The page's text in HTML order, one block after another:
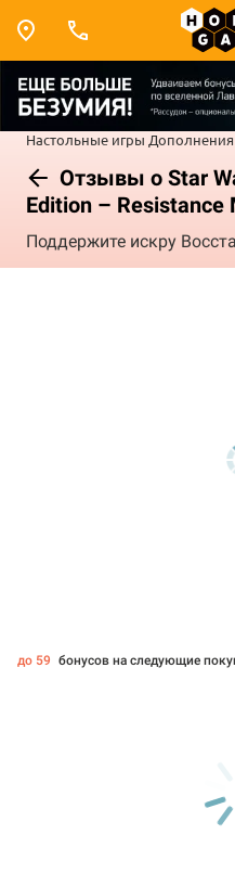
Настольные игры Дополнения
Отзывы о Star
Edition – Resistance
Поддержите искру
до 59 бонусов на следующие